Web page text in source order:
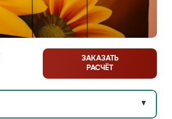
ЗАКАЗАТЬ
РАСЧЁТ
▼